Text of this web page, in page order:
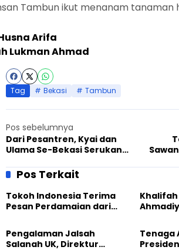
Tambun ikut menanam tanaman
Arifa
Lukman Ahmad
Tag Bekasi Tambun
Pos sebelumnya
Dari Pesantren, Kyai dan
Ulama Se-Bekasi Serukan
Pos Terkait
Tokoh Indonesia Terima
Pesan Perdamaian dari
Ahmadiyah
Khusus
Pengalaman Jalsah
Salanah UK, Direktur
Tenaga